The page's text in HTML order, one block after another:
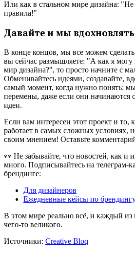
Или как в стальном мире дизайна:
правила!"
Давайте и мы
В конце концов, мы все можем
вы сейчас размышляете: "А как я могу
мир дизайна?", то просто начните с
Обменивайтесь идеями, создавайте,
самый момент, когда нужно понять:
перемены, даже если они начинаются
идеи.
Если вам интересен этот проект и то,
работает в самых сложных условиях,
своим мнением! Оставьте
👀 Не забывайте, что новостей, как и
много. Подписывайтесь на телеграм-
брендинге:
Для дизайнеров
Ежедневные кейсы по
В этом мире реально всё, и каждый из
чего-то великого.
Источники: Creative Bloq